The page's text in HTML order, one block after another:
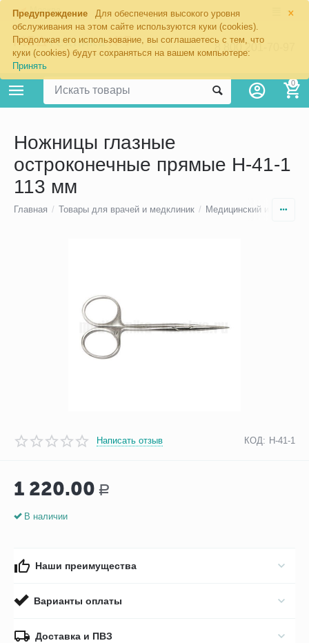
×
Предупреждение
Для обеспечения высокого уровня
обслуживания на этом сайте используются куки (cookies).
Продолжая его использование, вы соглашаетесь с тем, что
куки (cookies) будут сохраняться на вашем компьютере:
Принять
Москва
8 800 201-70-97
0
Ножницы глазные
остроконечные прямые Н-41-1
113 мм
Главная / Товары для врачей и медклиник / Медицинский
Написать отзыв КОД: Н-41-1
1 220.00 Р
В наличии
Наши преимущества
Варианты оплаты
Доставка и ПВЗ